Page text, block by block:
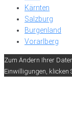
Kärnten
Salzburg
Burgenland
Vorarlberg
Zum Ändern Ihrer
Einwilligungen, klicken